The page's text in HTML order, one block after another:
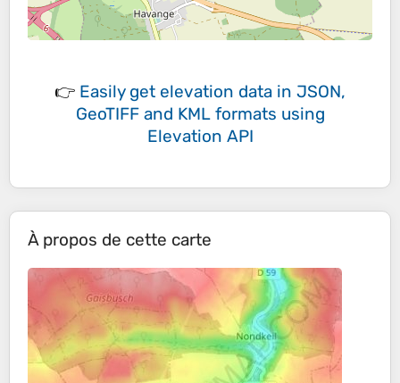
👉 Easily get elevation data in JSON,
GeoTIFF and KML formats using
Elevation API
À propos de cette carte